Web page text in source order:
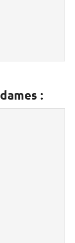
: